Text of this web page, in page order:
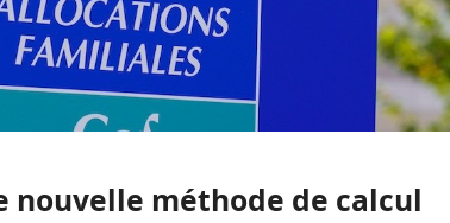
nouvelle méthode de calcul